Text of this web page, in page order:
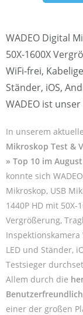
WADEO Digital
50X-1600X
WiFi-frei,
Ständer, iOS,
WADEO ist unser
In unserem
Mikroskop Test &
» Top 10 im
konnte sich
Mikroskop, USB
1440P HD mit 50X-
Vergrößerung,
LED und Ständer,
Testsieger
Allem durch die
einer der großen